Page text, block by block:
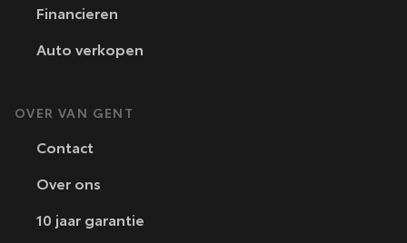
Financieren
Auto verkopen
OVER VAN GENT
Contact
Over ons
10 jaar garantie